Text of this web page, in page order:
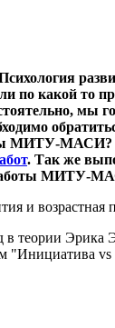
по какой то
мы
МИТУ-МАСИ?
. Так же
МИТУ-
и возрастная
в теории Эрика
"Инициатива